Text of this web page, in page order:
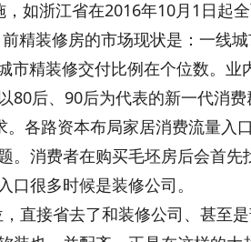
如浙江省在2016年10月1日起
精装修房的市场现状是：一线
市精装修交付比例在个位数。业
后、90后为代表的新一代消费
。各路资本布局家居消费流量入
。消费者在购买毛坯房后会首
很多时候是装修公司。
直接省去了和装修公司、甚至